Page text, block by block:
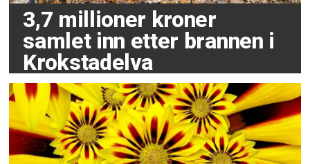
3,7 millioner kroner
samlet inn etter brannen i
Krokstadelva